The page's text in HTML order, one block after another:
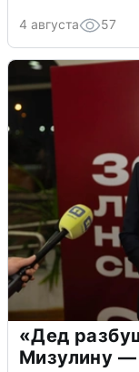
4 августа 57
«Дед
Мизулину —